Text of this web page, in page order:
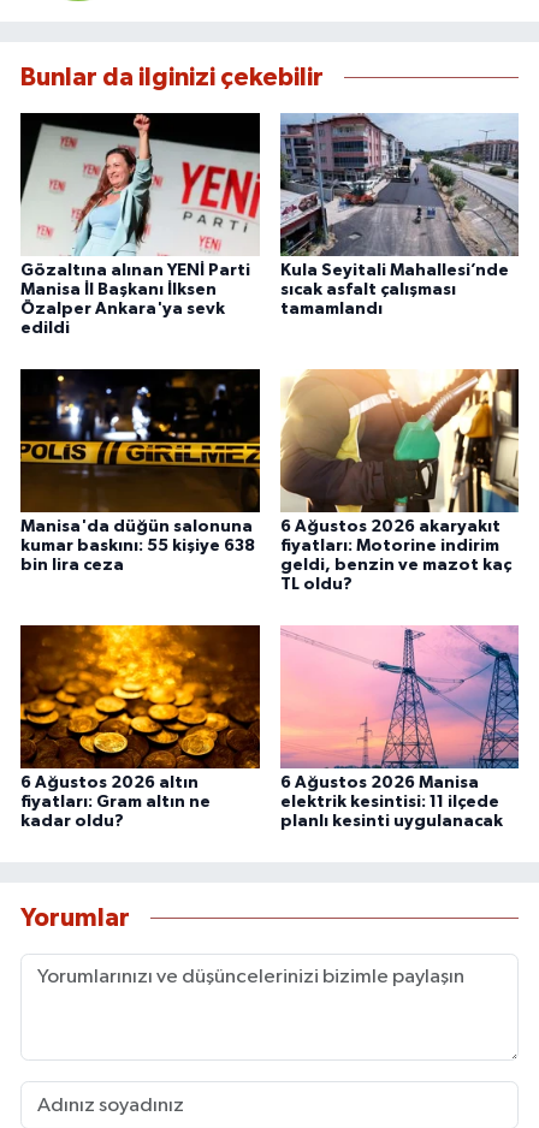
Bunlar da ilginizi çekebilir
Gözaltına alınan YENİ Parti
Manisa İl Başkanı İlksen
Özalper Ankara'ya sevk
edildi
Kula Seyitali Mahallesi’nde
sıcak asfalt çalışması
tamamlandı
Manisa'da düğün salonuna
kumar baskını: 55 kişiye 638
bin lira ceza
6 Ağustos 2026 akaryakıt
fiyatları: Motorine indirim
geldi, benzin ve mazot kaç
TL oldu?
6 Ağustos 2026 altın
fiyatları: Gram altın ne
kadar oldu?
6 Ağustos 2026 Manisa
elektrik kesintisi: 11 ilçede
planlı kesinti uygulanacak
Yorumlar